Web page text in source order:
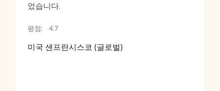
었습니다.
평점: 4.7
미국 샌프란시스코 (글로벌)